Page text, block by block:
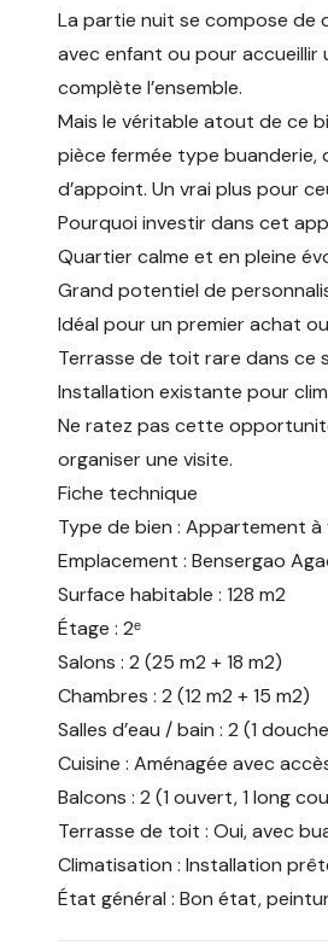
La partie nuit se compose de
avec enfant ou pour accueillir
complète l’ensemble.
Mais le véritable atout de ce
pièce fermée type buanderie,
d’appoint. Un vrai plus pour
Pourquoi investir dans cet
Quartier calme et en pleine
Grand potentiel de
Idéal pour un premier achat
Terrasse de toit rare dans ce
Installation existante pour
Ne ratez pas cette
organiser une visite.
Fiche technique
Type de bien : Appartement à
Emplacement : Bensergao
Surface habitable : 128 m2
Étage : 2ᵉ
Salons : 2 (25 m2 + 18 m2)
Chambres : 2 (12 m2 + 15 m2)
Salles d’eau / bain : 2 (1
Cuisine : Aménagée avec
Balcons : 2 (1 ouvert, 1 long
Terrasse de toit : Oui, avec
Climatisation : Installation
État général : Bon état,